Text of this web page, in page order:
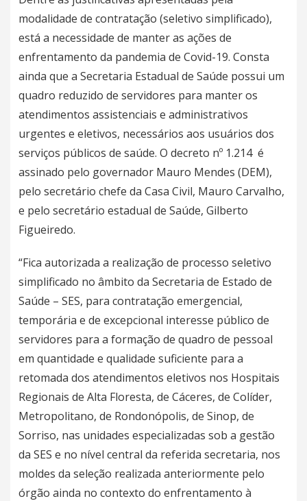
modalidade de contratação (seletivo simplificado),
está a necessidade de manter as ações de
enfrentamento da pandemia de Covid-19. Consta
ainda que a Secretaria Estadual de Saúde possui um
quadro reduzido de servidores para manter os
atendimentos assistenciais e administrativos
urgentes e eletivos, necessários aos usuários dos
serviços públicos de saúde. O decreto nº 1.214 é
assinado pelo governador Mauro Mendes (DEM),
pelo secretário chefe da Casa Civil, Mauro Carvalho,
e pelo secretário estadual de Saúde, Gilberto
Figueiredo.
“Fica autorizada a realização de processo seletivo
simplificado no âmbito da Secretaria de Estado de
Saúde – SES, para contratação emergencial,
temporária e de excepcional interesse público de
servidores para a formação de quadro de pessoal
em quantidade e qualidade suficiente para a
retomada dos atendimentos eletivos nos Hospitais
Regionais de Alta Floresta, de Cáceres, de Colíder,
Metropolitano, de Rondonópolis, de Sinop, de
Sorriso, nas unidades especializadas sob a gestão
da SES e no nível central da referida secretaria, nos
moldes da seleção realizada anteriormente pelo
órgão ainda no contexto do enfrentamento à